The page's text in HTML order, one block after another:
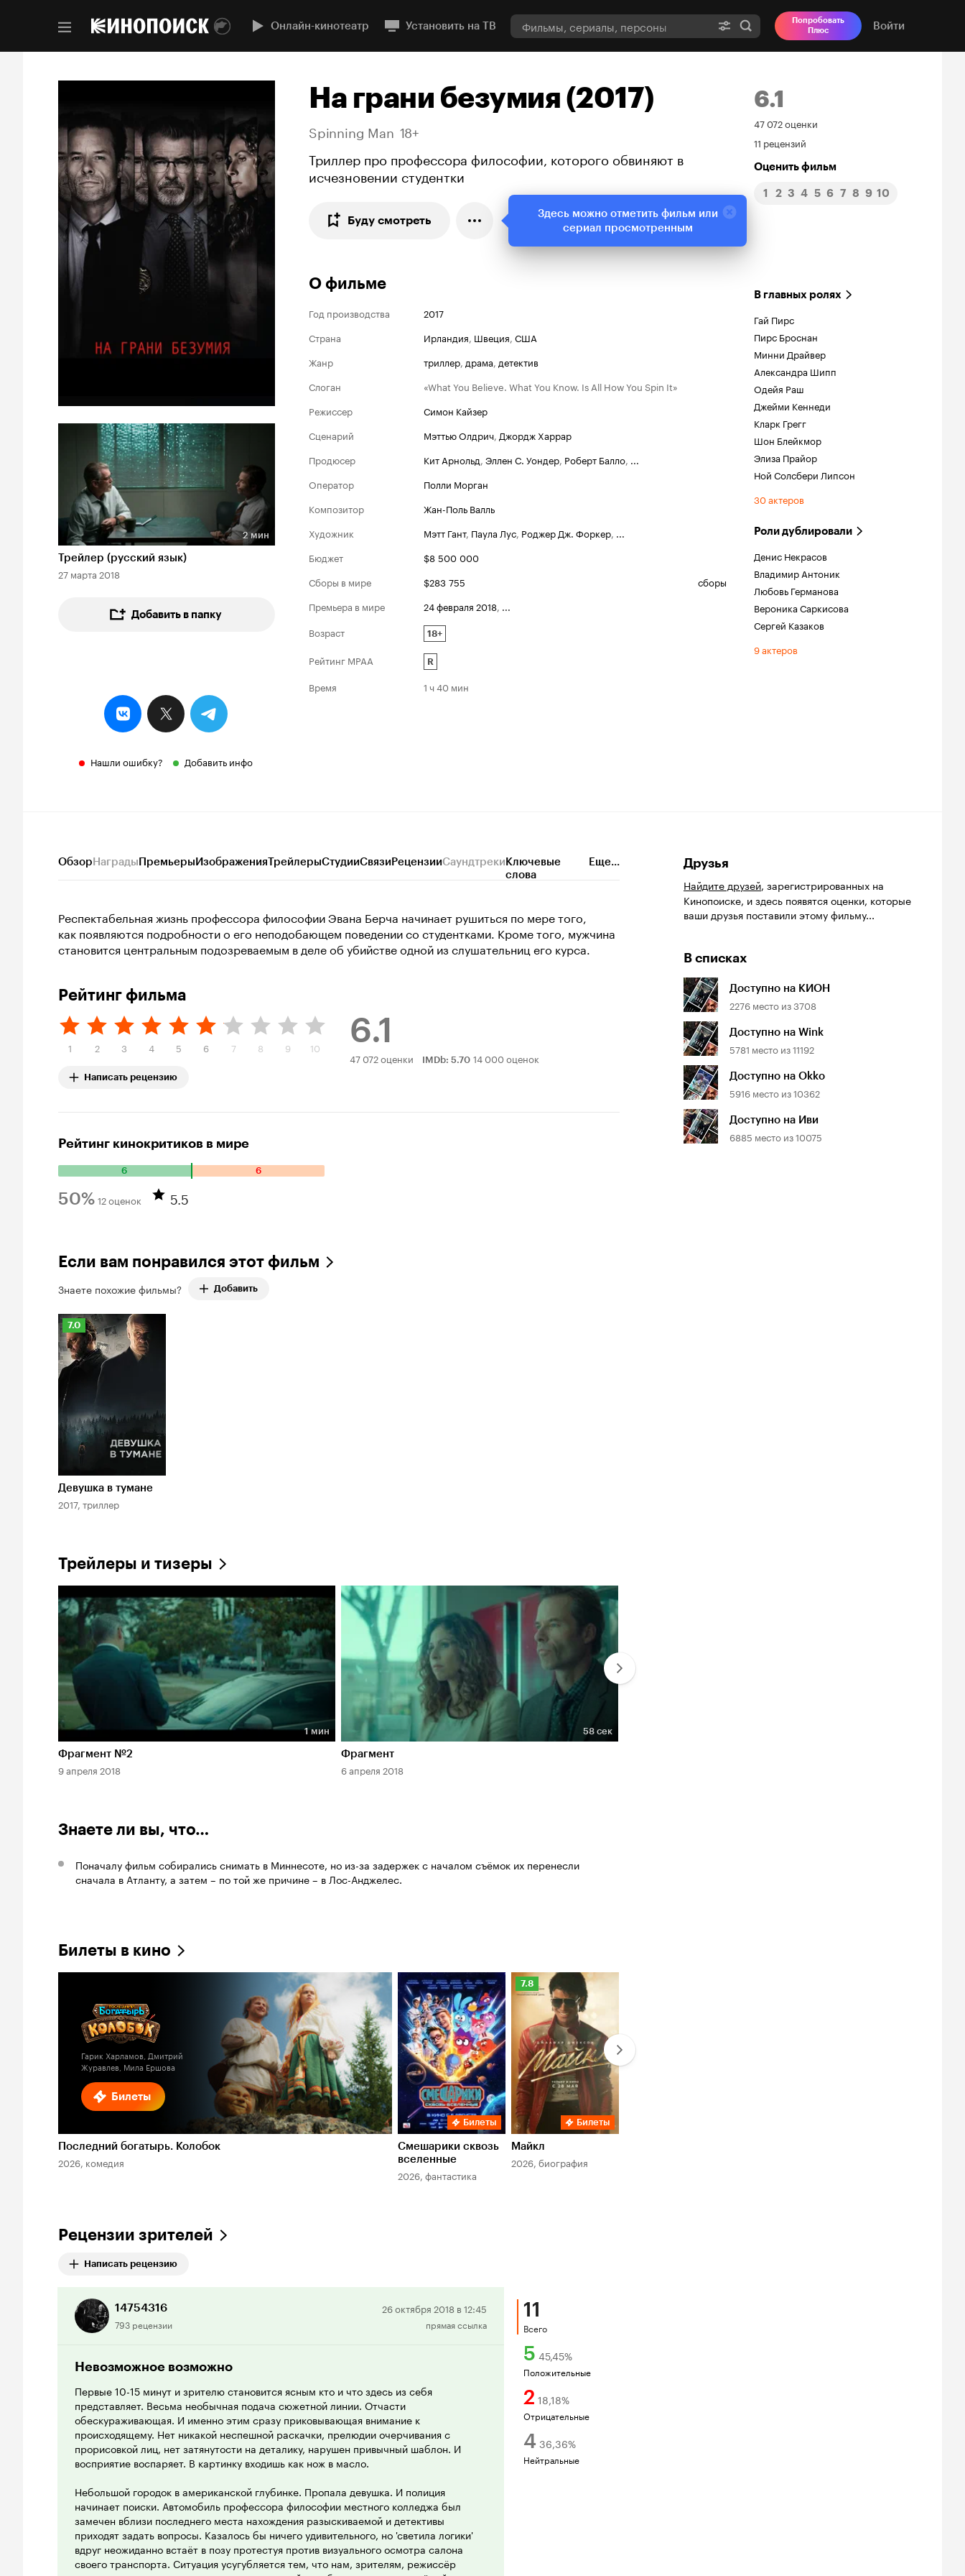
Онлайн-кинотеатр Установить на ТВ
Попробовать
Плюс
Войти
Длительность 2 мин
2 мин
Трейлер (русский язык)
27 марта 2018
Добавить в папку
Нашли ошибку? Добавить инфо
На грани безумия (2017)
Spinning Man 18+
Триллер про профессора философии, которого обвиняют в
исчезновении студентки
Буду смотреть
6.1
Рейтинг
Кинопоиска
6.1
47 072 оценки
11 рецензий
Оценить фильм
1 2 3 4 5 6 7 8 9 10
О фильме
Год производства
2017
Страна
Ирландия, Швеция, США
Жанр
триллер, драма, детектив
Слоган
«What You Believe. What You Know. Is All How You Spin It»
Режиссер
Симон Кайзер
Сценарий
Мэттью Олдрич, Джордж Харрар
Продюсер
Кит Арнольд, Эллен С. Уондер, Роберт Балло, ...
Оператор
Полли Морган
Композитор
Жан-Поль Валль
Художник
Мэтт Гант, Паула Лус, Роджер Дж. Форкер, ...
Бюджет
$8 500 000
Сборы в мире
$283 755
сборы
Премьера в мире
24 февраля 2018, ...
Возраст
18+
Рейтинг MPAA R
Время 1 ч 40 мин
В главных ролях
Гай Пирс
Пирс Броснан
Минни Драйвер
Александра Шипп
Одейя Раш
Джейми Кеннеди
Кларк Грегг
Шон Блейкмор
Элиза Прайор
Ной Солсбери Липсон
30 актеров
Роли дублировали
Денис Некрасов
Владимир Антоник
Любовь Германова
Вероника Саркисова
Сергей Казаков
9 актеров
ОбзорНаградыПремьерыИзображенияТрейлерыСтудииСвязиРецензииСаундтрекиКлючевые
слова
Еще...
Респектабельная жизнь профессора философии Эвана Берча начинает рушиться по мере того,
как появляются подробности о его неподобающем поведении со студентками. Кроме того, мужчина
становится центральным подозреваемым в деле об убийстве одной из слушательниц его курса.
Рейтинг фильма
1 2 3 4 5 6 7 8 9 10
Написать рецензию
6.1
Рейтинг
47 072 оценки IMDb: 5.70 14 000 оценок
Рейтинг кинокритиков в мире
6 6
Количество положительных оценок: 6. Количество отрицательных оценок: 6.
50% 12 оценок 5.5
Если вам понравился этот фильм
Знаете похожие фильмы? Добавить
Рейтинг
Кинопоиска
7.0
7.0
Девушка в тумане
2017, триллер
Трейлеры и тизеры
Длительность 1 мин
1 мин
Фрагмент №2
9 апреля 2018
Длительность 58 сек
58 сек
Фрагмент
6 апреля 2018
Знаете ли вы, что…
Поначалу фильм собирались снимать в Миннесоте, но из-за задержек с началом съёмок их перенесли
сначала в Атланту, а затем – по той же причине – в Лос-Анджелес.
Билеты в кино
Билеты
Гарик Харламов, Дмитрий
Журавлев, Мила Ершова
Последний богатырь. Колобок
2026, комедия
Билеты
Смешарики сквозь
вселенные
2026, фантастика
Рейтинг
Кинопоиска
7.8
Билеты
Майкл
2026, биография
Рецензии зрителей
Написать рецензию
14754316
793 рецензии
Положительная
рецензия
26 октября 2018 в 12:45
прямая ссылка
Невозможное возможно
Первые 10-15 минут и зрителю становится ясным кто и что здесь из себя
представляет. Весьма необычная подача сюжетной линии. Отчасти
обескураживающая. И именно этим сразу приковывающая внимание к
происходящему. Нет никакой неспешной раскачки, прелюдии очерчивания с
прорисовкой лиц, нет затянутости на деталику, нарушен привычный шаблон. И
восприятие воспаряет. В картинку входишь как нож в масло.
Небольшой городок в американской глубинке. Пропала девушка. И полиция
начинает поиски. Автомобиль профессора философии местного колледжа был
замечен вблизи последнего места нахождения разыскиваемой и детективы
приходят задать вопросы. Казалось бы ничего удивительного, но 'светила логики'
вдруг неожиданно встаёт в позу протестуя против визуального осмотра салона
своего транспорта. Ситуация усугубляется тем, что нам, зрителям, режиссёр
11
Всего
5 45,45%
Положительные
2 18,18%
Отрицательные
4 36,36%
Нейтральные
Друзья
Найдите друзей, зарегистрированных на
Кинопоиске, и здесь появятся оценки, которые
ваши друзья поставили этому фильму...
В списках
Доступно на КИОН
2276 место из3708
Доступно на Wink
5781 место из11192
Доступно на Okko
5916 место из10362
Доступно на Иви
6885 место из10075
Здесь можно отметить фильм или
сериал просмотренным